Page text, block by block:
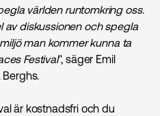
världen runtomkring oss.
av diskussionen och spegla
man kommer kunna ta
Festival'', säger Emil
Berghs.
är kostnadsfri och du